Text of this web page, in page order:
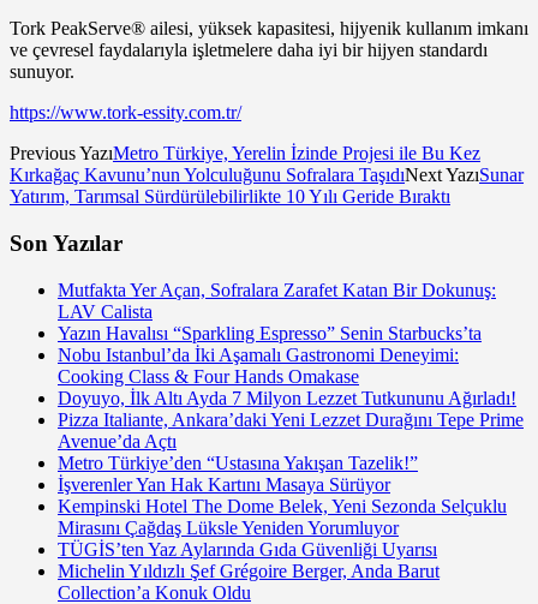
Tork PeakServe® ailesi, yüksek kapasitesi, hijyenik kullanım imkanı
ve çevresel faydalarıyla işletmelere daha iyi bir hijyen standardı
sunuyor.
https://www.tork-essity.com.tr/
Previous YazıMetro Türkiye, Yerelin İzinde Projesi ile Bu Kez
Kırkağaç Kavunu’nun Yolculuğunu Sofralara TaşıdıNext YazıSunar
Yatırım, Tarımsal Sürdürülebilirlikte 10 Yılı Geride Bıraktı
Son Yazılar
Mutfakta Yer Açan, Sofralara Zarafet Katan Bir Dokunuş:
LAV Calista
Yazın Havalısı “Sparkling Espresso” Senin Starbucks’ta
Nobu Istanbul’da İki Aşamalı Gastronomi Deneyimi:
Cooking Class & Four Hands Omakase
Doyuyo, İlk Altı Ayda 7 Milyon Lezzet Tutkununu Ağırladı!
Pizza Italiante, Ankara’daki Yeni Lezzet Durağını Tepe Prime
Avenue’da Açtı
Metro Türkiye’den “Ustasına Yakışan Tazelik!”
İşverenler Yan Hak Kartını Masaya Sürüyor
Kempinski Hotel The Dome Belek, Yeni Sezonda Selçuklu
Mirasını Çağdaş Lüksle Yeniden Yorumluyor
TÜGİS’ten Yaz Aylarında Gıda Güvenliği Uyarısı
Michelin Yıldızlı Şef Grégoire Berger, Anda Barut
Collection’a Konuk Oldu